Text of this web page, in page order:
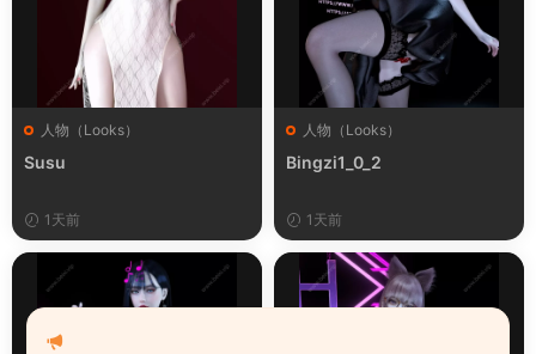
人物（Looks）
Susu
1天前
人物（Looks）
Bingzi1_0_2
1天前